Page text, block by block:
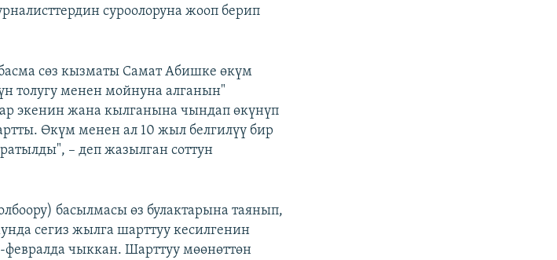
суроолоруна жооп берип
сөз кызматы Самат Абишке өкүм
толугу менен мойнуна алганын"
экенин жана кылганына чындап өкүнүп
Өкүм менен ал 10 жыл белгилүү бир
– деп жазылган соттун
басылмасы өз булактарына таянып,
сегиз жылга шарттуу кесилгенин
чыккан. Шарттуу мөөнөттөн